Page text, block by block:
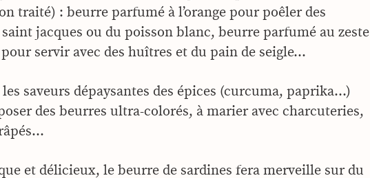
traité) : beurre parfumé à l’orange pour poêler des
jacques ou du poisson blanc, beurre parfumé au zeste
servir avec des huîtres et du pain de seigle…
les saveurs dépaysantes des épices (curcuma, paprika…)
des beurres ultra-colorés, à marier avec charcuteries,
et délicieux, le beurre de sardines fera merveille sur du